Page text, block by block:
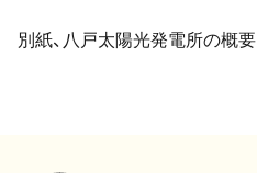
別紙、八戸太陽光発電所の概要